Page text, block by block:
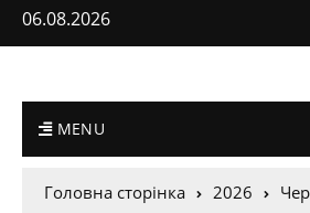
06.08.2026
MENU
Головна сторінка 2026